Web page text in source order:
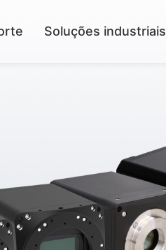
Soluções industriais